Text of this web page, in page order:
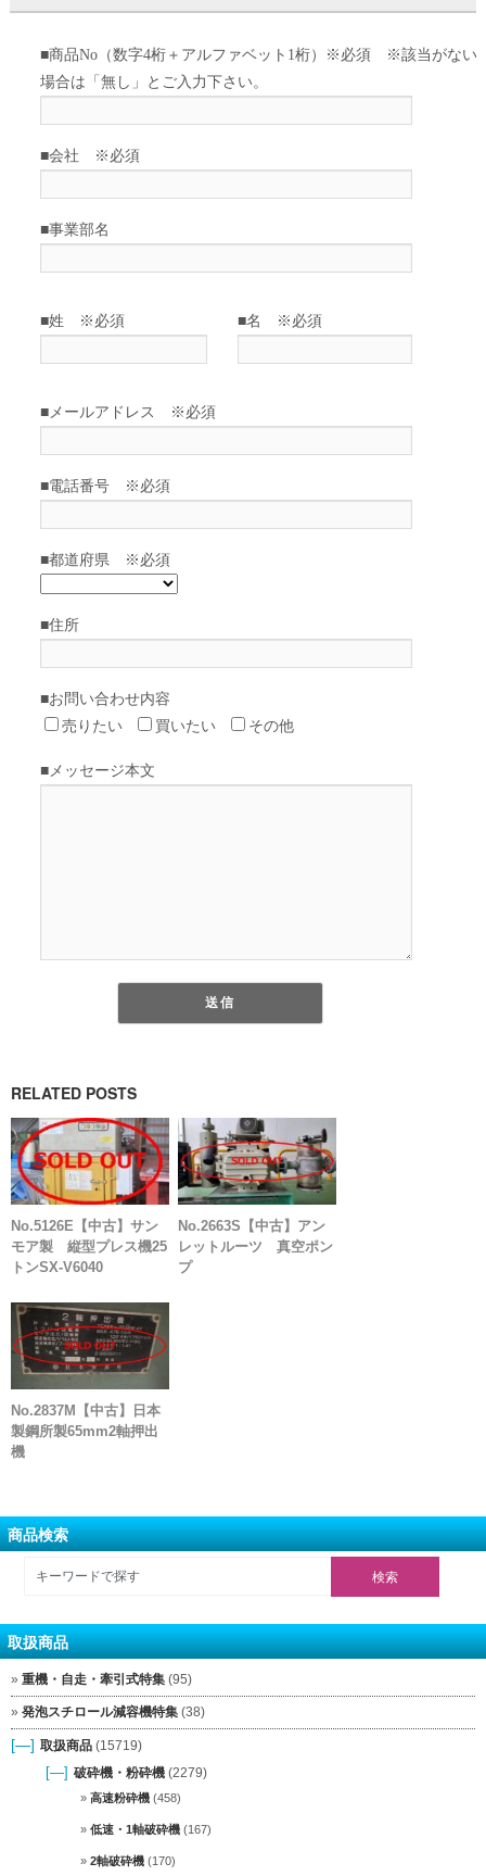
RELATED POSTS
No.5126E【中古】サン
モア製 縦型プレス機25
トンSX-V6040
No.2663S【中古】アン
レットルーツ 真空ポン
プ
No.2837M【中古】日本
製鋼所製65mm2軸押出
機
商品検索
取扱商品
重機・自走・牽引式特集 (95)
発泡スチロール減容機特集 (38)
[—] 取扱商品 (15719)
[—] 破砕機・粉砕機 (2279)
高速粉砕機 (458)
低速・1軸破砕機 (167)
2軸破砕機 (170)